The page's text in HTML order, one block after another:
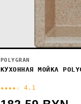
POLYGRAN
КУХОННАЯ МОЙКА
★★★★☆ 4.1